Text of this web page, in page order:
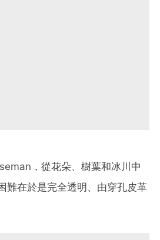
，從花朵、樹葉和冰川中
難在於是完全透明、由穿孔皮革